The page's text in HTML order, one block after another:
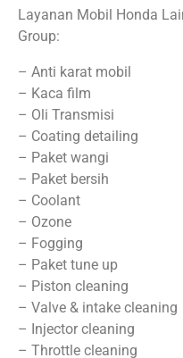
Layanan Mobil Honda
Group:
– Anti karat mobil
– Kaca film
– Oli Transmisi
– Coating detailing
– Paket wangi
– Paket bersih
– Coolant
– Ozone
– Fogging
– Paket tune up
– Piston cleaning
– Valve & intake cleaning
– Injector cleaning
– Throttle cleaning